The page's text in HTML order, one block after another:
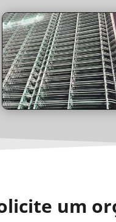
um